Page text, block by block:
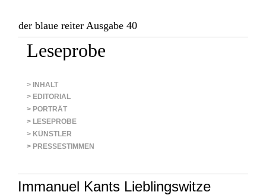
der blaue reiter Ausgabe 40
Leseprobe
> INHALT
> EDITORIAL
> PORTRÄT
> LESEPROBE
> KÜNSTLER
> PRESSESTIMMEN
Immanuel Kants Lieblingswitze